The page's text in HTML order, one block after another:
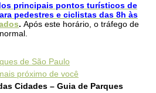
principais pontos turísticos de
pedestres e ciclistas das 8h às
. Após este horário, o tráfego de
de São Paulo
próximo de você
Cidades – Guia de Parques